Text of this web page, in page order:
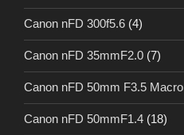
Canon nFD 300f5.6 (4)
Canon nFD 35mmF2.0 (7)
Canon nFD 50mm F3.5 Macro
Canon nFD 50mmF1.4 (18)